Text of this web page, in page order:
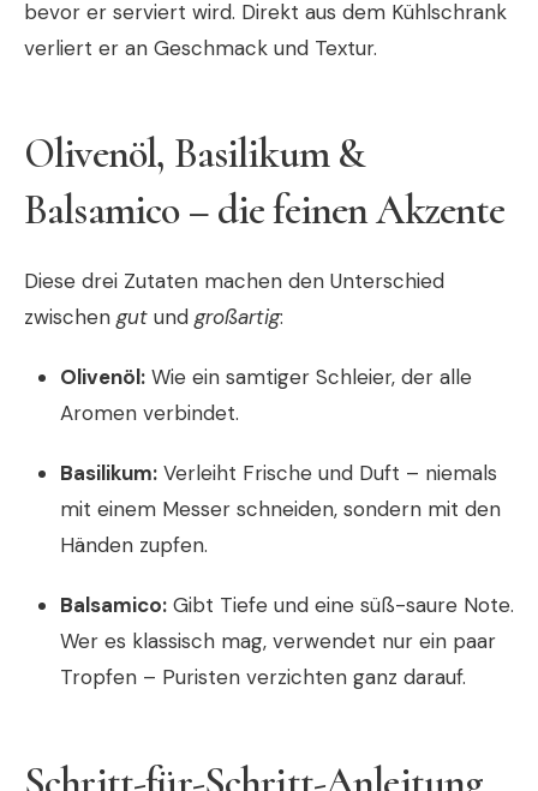
bevor er serviert wird. Direkt aus dem Kühlschrank
verliert er an Geschmack und Textur.
Olivenöl, Basilikum &
Balsamico – die feinen Akzente
Diese drei Zutaten machen den Unterschied
zwischen gut und großartig:
Olivenöl: Wie ein samtiger Schleier, der alle
Aromen verbindet.
Basilikum: Verleiht Frische und Duft – niemals
mit einem Messer schneiden, sondern mit den
Händen zupfen.
Balsamico: Gibt Tiefe und eine süß-saure Note.
Wer es klassisch mag, verwendet nur ein paar
Tropfen – Puristen verzichten ganz darauf.